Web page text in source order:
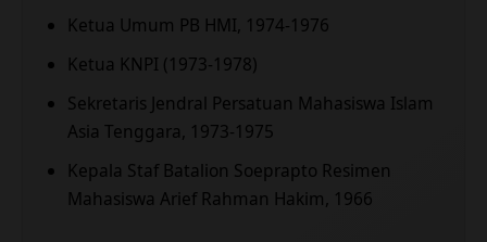
Ketua Umum PB HMI, 1974-1976
Ketua KNPI (1973-1978)
Sekretaris Jendral Persatuan Mahasiswa Islam
Asia Tenggara, 1973-1975
Kepala Staf Batalion Soeprapto Resimen
Mahasiswa Arief Rahman Hakim, 1966